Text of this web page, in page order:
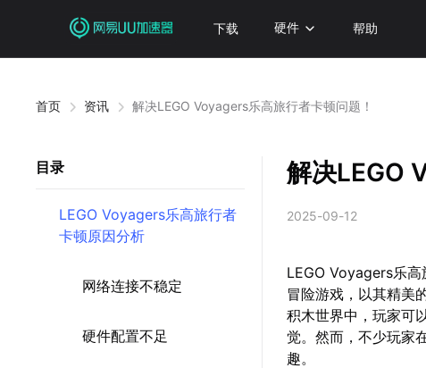
下载 硬件 帮助
首页 资讯 解决LEGO Voyagers乐高旅行者卡顿问题！
目录
LEGO Voyagers乐高旅行者
卡顿原因分析
网络连接不稳定
硬件配置不足
解决LEGO
2025-09-12
LEGO Voyagers乐
冒险游戏，以其精美
积木世界中，玩家可
觉。然而，不少玩家
趣。